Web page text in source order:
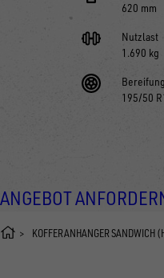
620 mm
Nutzlast
1.690 kg
Bereifung
195/50
ANGEBOT
KOFFERANHÄNGER SANDWICH